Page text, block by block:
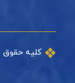
کلیه حقوق